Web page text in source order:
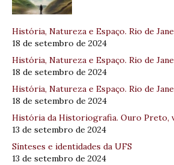
História, Natureza e Espaço. Rio de
18 de setembro de 2024
História, Natureza e Espaço. Rio de
18 de setembro de 2024
História, Natureza e Espaço. Rio de
18 de setembro de 2024
História da Historiografia. Ouro Preto,
13 de setembro de 2024
Sínteses e identidades da UFS
13 de setembro de 2024